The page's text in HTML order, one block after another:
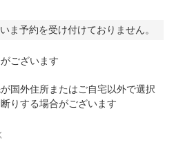
ま予約を受け付けておりません。
ございます
国外住所またはご自宅以外で選択
りする場合がございます